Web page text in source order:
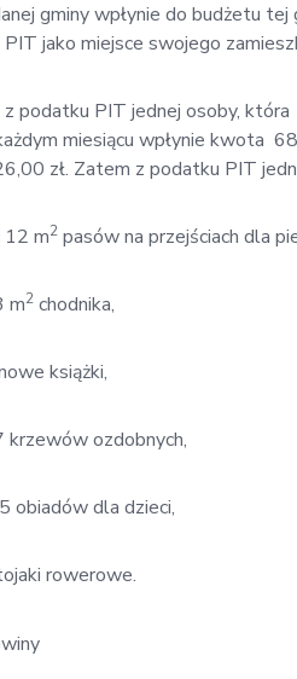
gminy wpłynie do budżetu
jako miejsce swojego
z podatku PIT jednej osoby,
miesiącu wpłynie kwota
zł. Zatem z podatku PIT
12 m2 pasów na przejściach dla
m2 chodnika,
książki,
krzewów ozdobnych,
obiadów dla dzieci,
rowerowe.